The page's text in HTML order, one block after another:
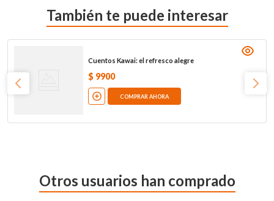
También te puede interesar
Cuentos Kawai: el refresco alegre
$ 9900
COMPRAR AHORA
Otros usuarios han comprado